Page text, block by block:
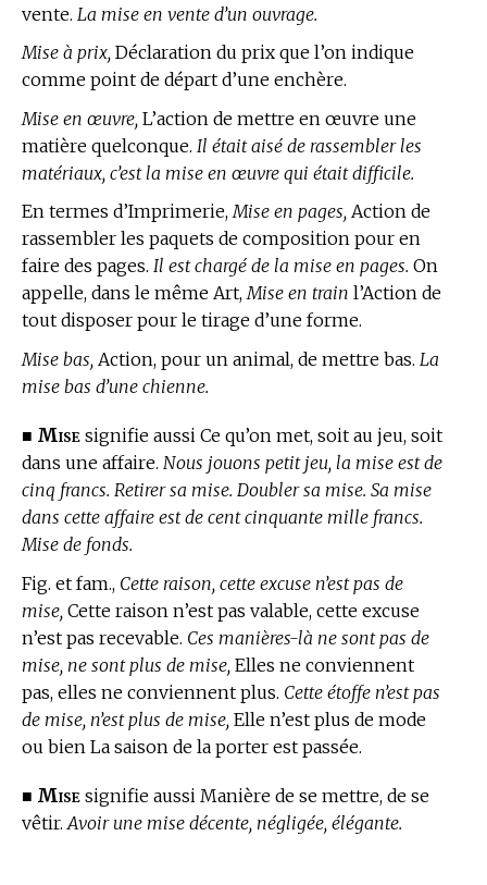
vente. La mise en vente d’un ouvrage.
Mise à prix, Déclaration du prix que l’on indique
comme point de départ d’une enchère.
Mise en œuvre, L’action de mettre en œuvre une
matière quelconque. Il était aisé de rassembler les
matériaux, c’est la mise en œuvre qui était difficile.
En termes d’Imprimerie, Mise en pages, Action de
rassembler les paquets de composition pour en
faire des pages. Il est chargé de la mise en pages. On
appelle, dans le même Art,Mise en train l’Action de
tout disposer pour le tirage d’une forme.
Mise bas, Action, pour un animal, de mettre bas. La
mise bas d’une chienne.
■ Mise signifie aussi Ce qu’on met, soit au jeu, soit
dans une affaire. Nous jouons petit jeu, la mise est de
cinq francs. Retirer sa mise. Doubler sa mise. Sa mise
dans cette affaire est de cent cinquante mille francs.
Mise de fonds.
Fig. et fam., Cette raison, cette excuse n’est pas de
mise, Cette raison n’est pas valable, cette excuse
n’est pas recevable. Ces manières-là ne sont pas de
mise, ne sont plus de mise, Elles ne conviennent
pas, elles ne conviennent plus. Cette étoffe n’est pas
de mise, n’est plus de mise, Elle n’est plus de mode
ou bien La saison de la porter est passée.
■ Mise signifie aussi Manière de se mettre, de se
vêtir. Avoir une mise décente, négligée, élégante.